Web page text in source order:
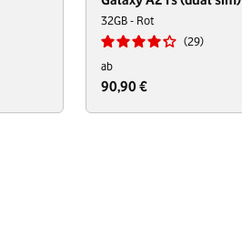
32GB - Rot
29
ab
90,90 €